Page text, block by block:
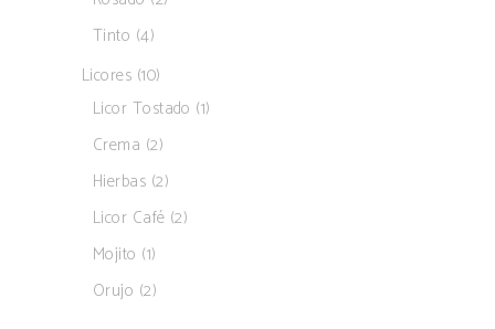
Tinto 44
productos
Licores 1010
productos
Licor Tostado 11
Crema 22
productos
Hierbas 22
productos
Licor Café 22
Mojito 11
producto
Orujo 22